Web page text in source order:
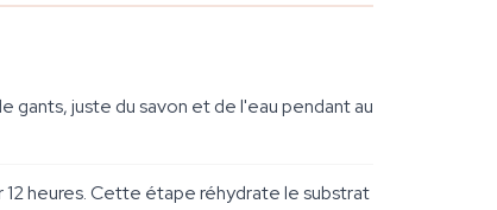
gants, juste du savon et de l'eau pendant au
heures. Cette étape réhydrate le substrat